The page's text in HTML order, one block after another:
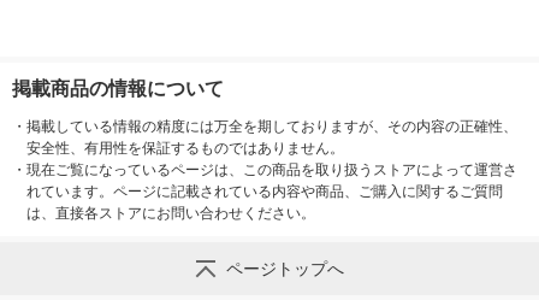
掲載商品の情報について
・ 掲載している情報の精度には万全を期しておりますが、その内容の正確性、
安全性、有用性を保証するものではありません。
・ 現在ご覧になっているページは、この商品を取り扱うストアによって運営さ
れています。ページに記載されている内容や商品、ご購入に関するご質問
は、直接各ストアにお問い合わせください。
ページトップへ